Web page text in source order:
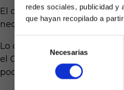
redes sociales, publicidad y
que hayan recopilado a
consentimiento
Necesarias
mayores de
de
El desconocido futbolista
necesidades del equipo en
Lo cierto es que su buen
el Getafe, y es que está
poder pararle únicamente